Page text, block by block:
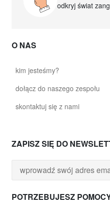
odkryj świat
O NAS
kim jesteśmy?
dołącz do naszego zespołu
skontaktuj się z nami
ZAPISZ SIĘ DO
POTRZEBUJESZ